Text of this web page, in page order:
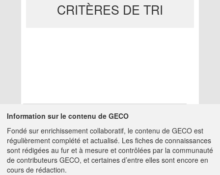
CRITÈRES DE TRI
Aucun résultat
A PROPOS DE GECO AIDE
Information sur le contenu de GECO
Fondé sur enrichissement collaboratif, le contenu de GECO est
régulièrement complété et actualisé. Les fiches de connaissances
sont rédigées au fur et à mesure et contrôlées par la communauté
de contributeurs GECO, et certaines d’entre elles sont encore en
cours de rédaction.